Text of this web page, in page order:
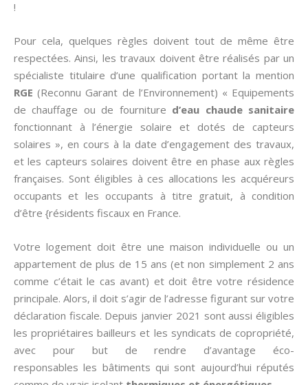
!
Pour cela, quelques règles doivent tout de même être
respectées. Ainsi, les travaux doivent être réalisés par un
spécialiste titulaire d’une qualification portant la mention
RGE(Reconnu Garant de l’Environnement) « Equipements
de chauffage ou de fourniture d’eau chaude sanitaire
fonctionnant à l’énergie solaire et dotés de capteurs
solaires », en cours à la date d’engagement des travaux,
et les capteurs solaires doivent être en phase aux règles
françaises. Sont éligibles à ces allocations les acquéreurs
occupants et les occupants à titre gratuit, à condition
d’être {résidents fiscaux en France.
Votre logement doit être une maison individuelle ou un
appartement de plus de 15 ans (et non simplement 2 ans
comme c’était le cas avant) et doit être votre résidence
principale. Alors, il doit s’agir de l’adresse figurant sur votre
déclaration fiscale. Depuis janvier 2021 sont aussi éligibles
les propriétaires bailleurs et les syndicats de copropriété,
avec pour but de rendre d’avantage éco-
responsables les bâtiments qui sont aujourd’hui réputés